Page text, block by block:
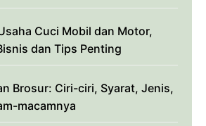
Cuci Mobil dan Motor,
dan Tips Penting
Brosur: Ciri-ciri, Syarat, Jenis,
macamnya